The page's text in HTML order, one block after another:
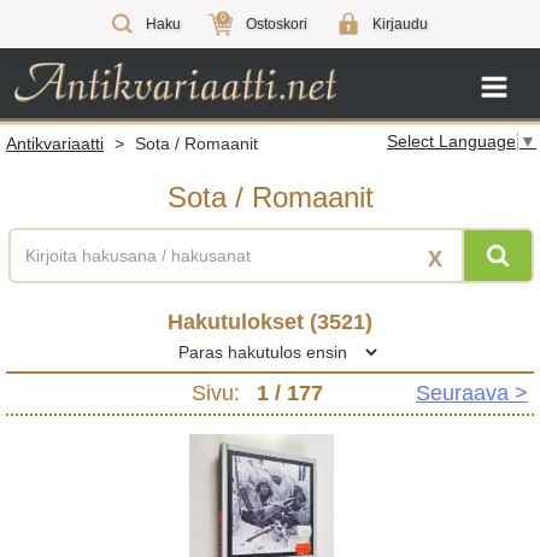
Haku 0 Ostoskori Kirjaudu
Select Language ▼
Antikvariaatti > Sota / Romaanit
Sota / Romaanit
X
Hakutulokset (3521)
Sivu: 1 / 177 Seuraava >